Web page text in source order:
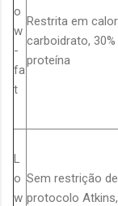
o
w
-
fa
t
Restrita em
carboidrato, 30%
proteína
L
o
w
Sem restrição
protocolo